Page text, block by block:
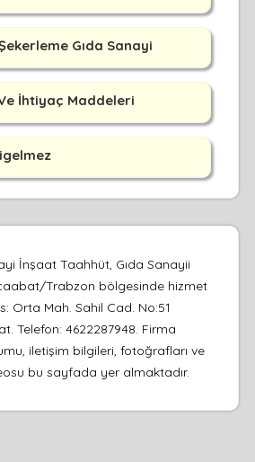
Gıda Sanayi
İhtiyaç Maddeleri
İnşaat Taahhüt, Gıda Sanayii
Trabzon bölgesinde hizmet
Orta Mah. Sahil Cad. No:51
Telefon: 4622287948. Firma
iletişim bilgileri, fotoğrafları ve
bu sayfada yer almaktadır.